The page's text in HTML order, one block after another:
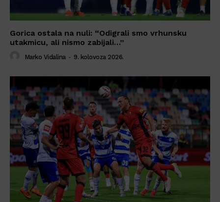
Gorica ostala na nuli: “Odigrali smo vrhunsku
utakmicu, ali nismo zabijali…”
Marko Vidalina - 9. kolovoza 2026.